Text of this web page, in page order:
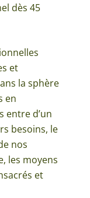
dès 45
et
la sphère
en
entre d’un
besoins, le
nos
les moyens
et